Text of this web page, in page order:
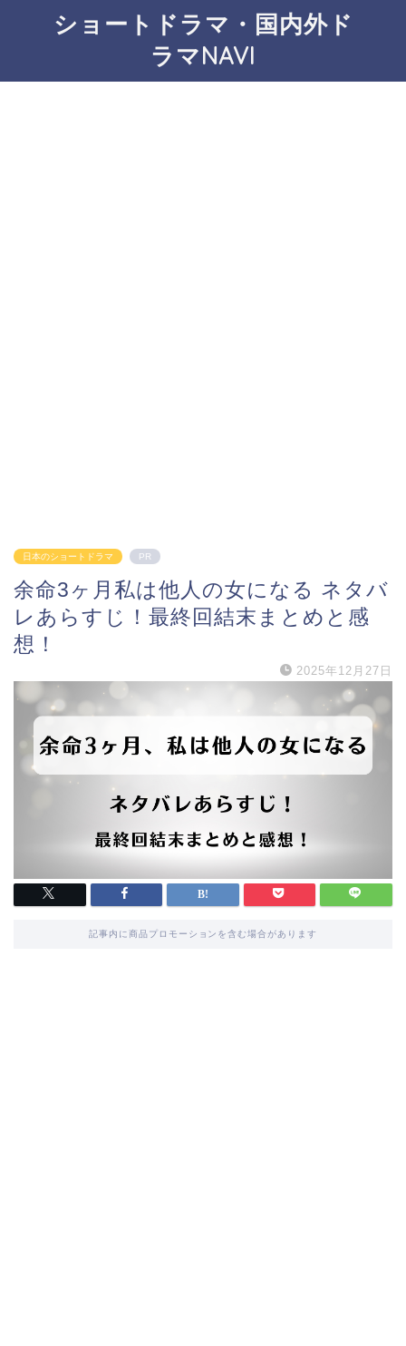
ショートドラマ・国内外ド
ラマNAVI
日本のショートドラマ PR
余命3ヶ月私は他人の女になる ネタバ
レあらすじ！最終回結末まとめと感
想！
2025年12月27日
記事内に商品プロモーションを含む場合があります